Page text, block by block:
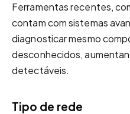
Ferramentas recentes,
contam com sistemas
diagnosticar mesmo
desconhecidos,
detectáveis.
Tipo de rede